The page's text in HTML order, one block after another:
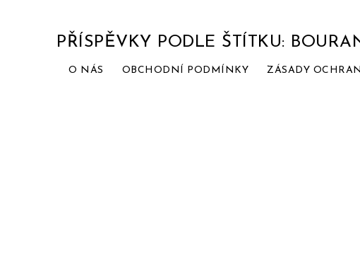
PŘÍSPĚVKY PODLE ŠTÍTKU:
O NÁS OBCHODNÍ PODMÍNKY ZÁSADY